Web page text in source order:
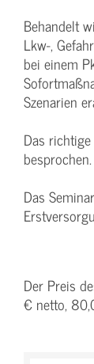
Behandelt
Lkw-,
bei einem
Szenarien
Das
besprochen.
Das
Der Preis
€ netto,